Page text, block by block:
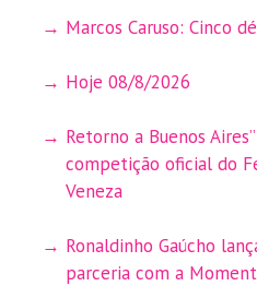
Marcos Caruso: Cinco
Hoje 08/8/2026
Retorno a Buenos
competição oficial do
Veneza
Ronaldinho Gaúcho
parceria com a